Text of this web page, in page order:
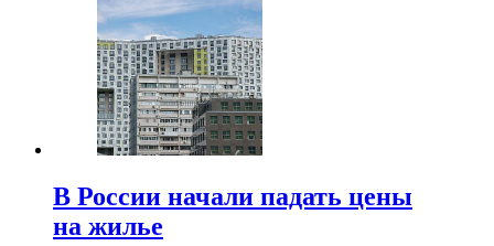
В России начали падать цены
на жилье